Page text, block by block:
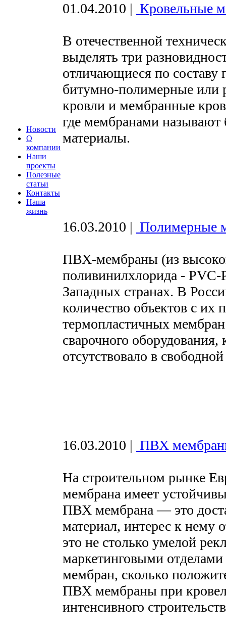
Новости
О
компании
Наши
проекты
Полезные
статьи
Контакты
Наша
жизнь
01.04.2010 | Кровельные
В отечественной
выделять три
отличающиеся по
битумно-полимерные или
кровли и мембранные
где мембранами
материалы.
16.03.2010 | Полимерные
ПВХ-мембраны (из
поливинилхлорида -
Западных странах. В
количество объектов с
термопластичных мембран
сварочного оборудования,
отсутствовало в
16.03.2010 | ПВХ
На строительном рынке
мембрана имеет
ПВХ мембрана — это
материал, интерес к нему
это не столько умелой
маркетинговыми
мембран, сколько
ПВХ мембраны при
интенсивного